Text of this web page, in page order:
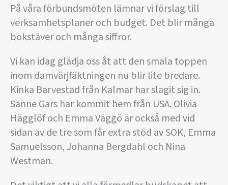
På våra förbundsmöten lämnar vi förslag till
verksamhetsplaner och budget. Det blir många
bokstäver och många siffror.
Vi kan idag glädja oss åt att den smala toppen
inom damvärjfäktningen nu blir lite bredare.
Kinka Barvestad från Kalmar har slagit sig in.
Sanne Gars har kommit hem från USA. Olivia
Hägglöf och Emma Väggö är också med vid
sidan av de tre som får extra stöd av SOK, Emma
Samuelsson, Johanna Bergdahl och Nina
Westman.